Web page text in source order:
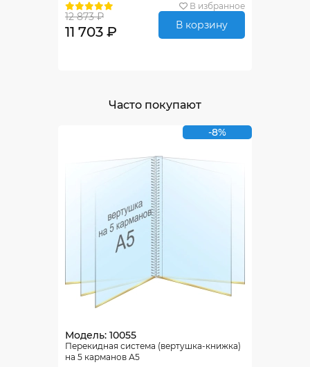
В избранное
12 873 ₽
11 703 ₽ В корзину
Часто покупают
-8%
Модель: 10055
Перекидная система (вертушка-книжка)
на 5 карманов А5